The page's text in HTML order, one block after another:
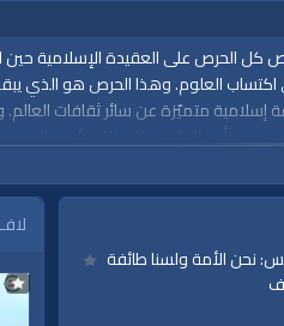
كل الحرص على العقيدة الإسلامية حين
العلوم. وهذا الحرص هو الذي
إسلامية متميّزة عن سائر ثقافات
حين أخذ العلوم، فإن ذلك يؤدي إلى
الأول - صفحة 270
نحن الأمة ولسنا طائفة